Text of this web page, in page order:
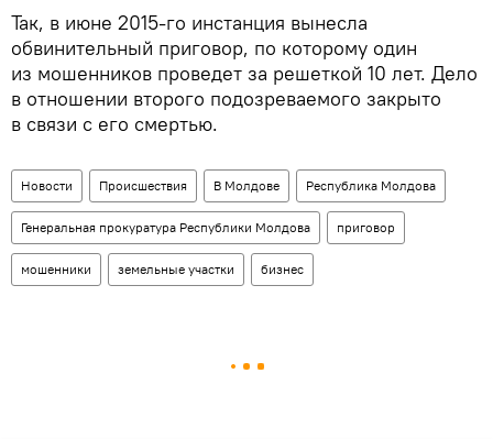
Так, в июне 2015-го инстанция вынесла
обвинительный приговор, по которому один
из мошенников проведет за решеткой 10 лет. Дело
в отношении второго подозреваемого закрыто
в связи с его смертью.
Новости Происшествия В Молдове Республика Молдова
Генеральная прокуратура Республики Молдова приговор
мошенники земельные участки бизнес